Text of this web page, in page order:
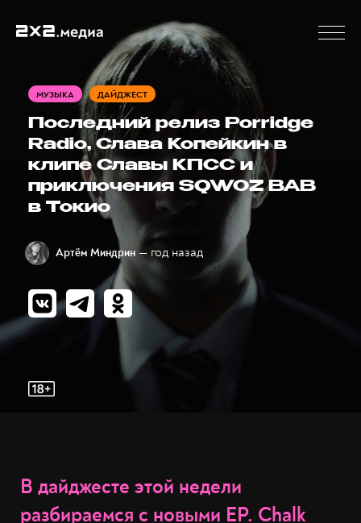
МУЗЫКА ДАЙДЖЕСТ
Последний релиз Porridge
Radio, Слава Копейкин в
клипе Славы КПСС и
приключения SQWOZ BAB
в Токио
Артём Миндрин — год назад
В дайджесте этой недели
разбираемся с новыми EP. Chalk